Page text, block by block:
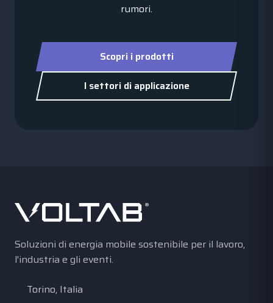
rumori.
Scopri i prodotti
I settori di applicazione
Soluzioni di energia mobile sostenibile per il lavoro,
l'industria e gli eventi.
Torino, Italia